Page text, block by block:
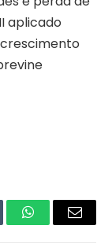
aplicado
WhatsAppEmail